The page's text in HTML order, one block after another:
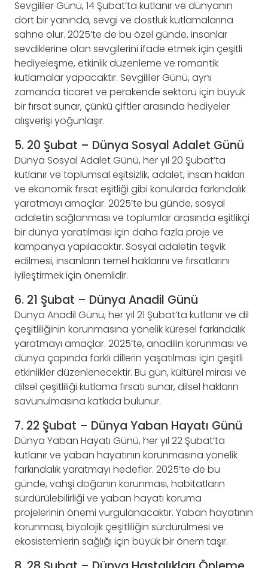
Sevgililer Günü, 14 Şubat’ta kutlanır ve dünyanın
dört bir yanında, sevgi ve dostluk kutlamalarına
sahne olur. 2025’te de bu özel günde, insanlar
sevdiklerine olan sevgilerini ifade etmek için çeşitli
hediyeleşme, etkinlik düzenleme ve romantik
kutlamalar yapacaktır. Sevgililer Günü, aynı
zamanda ticaret ve perakende sektörü için büyük
bir fırsat sunar, çünkü çiftler arasında hediyeler
alışverişi yoğunlaşır.
5. 20 Şubat – Dünya Sosyal Adalet Günü
Dünya Sosyal Adalet Günü, her yıl 20 Şubat’ta
kutlanır ve toplumsal eşitsizlik, adalet, insan hakları
ve ekonomik fırsat eşitliği gibi konularda farkındalık
yaratmayı amaçlar. 2025’te bu günde, sosyal
adaletin sağlanması ve toplumlar arasında eşitlikçi
bir dünya yaratılması için daha fazla proje ve
kampanya yapılacaktır. Sosyal adaletin teşvik
edilmesi, insanların temel haklarını ve fırsatlarını
iyileştirmek için önemlidir.
6. 21 Şubat – Dünya Anadil Günü
Dünya Anadil Günü, her yıl 21 Şubat’ta kutlanır ve dil
çeşitliliğinin korunmasına yönelik küresel farkındalık
yaratmayı amaçlar. 2025’te, anadilin korunması ve
dünya çapında farklı dillerin yaşatılması için çeşitli
etkinlikler düzenlenecektir. Bu gün, kültürel mirası ve
dilsel çeşitliliği kutlama fırsatı sunar, dilsel hakların
savunulmasına katkıda bulunur.
7. 22 Şubat – Dünya Yaban Hayatı Günü
Dünya Yaban Hayatı Günü, her yıl 22 Şubat’ta
kutlanır ve yaban hayatının korunmasına yönelik
farkındalık yaratmayı hedefler. 2025’te de bu
günde, vahşi doğanın korunması, habitatların
sürdürülebilirliği ve yaban hayatı koruma
projelerinin önemi vurgulanacaktır. Yaban hayatının
korunması, biyolojik çeşitliliğin sürdürülmesi ve
ekosistemlerin sağlığı için büyük bir önem taşır.